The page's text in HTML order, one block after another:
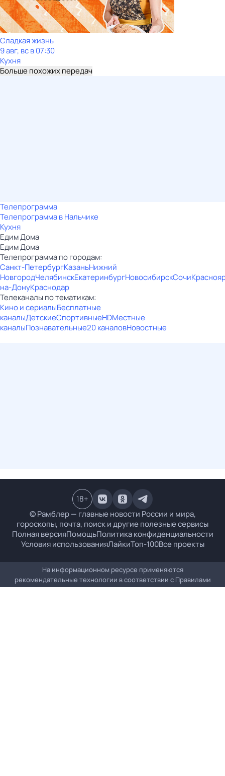
Сладкая жизнь
9 авг, вс в 07:30
Кухня
Больше похожих передач
Телепрограмма
Телепрограмма в Нальчике
Кухня
Едим Дома
Едим Дома
Телепрограмма по городам:
Санкт-ПетербургКазаньНижний
НовгородЧелябинскЕкатеринбургНовосибирскСочи
на-ДонуКраснодар
Телеканалы по тематикам:
Кино и сериалыБесплатные
каналыДетскиеСпортивныеHDМестные
каналыПознавательные20 каналовНовостные
© Рамблер — главные новости России и мира,
гороскопы, почта, поиск и другие полезные сервисы
Полная версияПомощьПолитика конфиденциальности
Условия использованияЛайкиТоп-100Все проекты
18+
На информационном ресурсе применяются
рекомендательные технологии в соответствии с Правилами